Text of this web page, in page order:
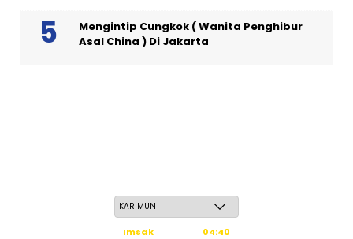
Mengintip Cungkok ( Wanita Penghibur
Asal China ) Di Jakarta
Imsak
04:40